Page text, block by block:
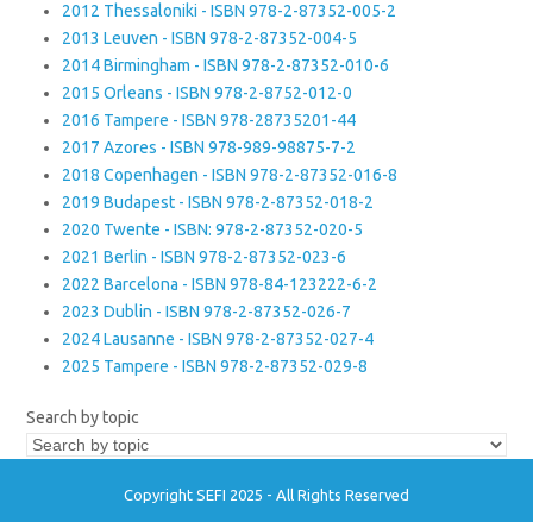
2012 Thessaloniki - ISBN 978-2-87352-005-2
2013 Leuven - ISBN 978-2-87352-004-5
2014 Birmingham - ISBN 978-2-87352-010-6
2015 Orleans - ISBN 978-2-8752-012-0
2016 Tampere - ISBN 978-28735201-44
2017 Azores - ISBN 978-989-98875-7-2
2018 Copenhagen - ISBN 978-2-87352-016-8
2019 Budapest - ISBN 978-2-87352-018-2
2020 Twente - ISBN: 978-2-87352-020-5
2021 Berlin - ISBN 978-2-87352-023-6
2022 Barcelona - ISBN 978-84-123222-6-2
2023 Dublin - ISBN 978-2-87352-026-7
2024 Lausanne - ISBN 978-2-87352-027-4
2025 Tampere - ISBN 978-2-87352-029-8
Search by topic
Copyright SEFI 2025 - All Rights Reserved